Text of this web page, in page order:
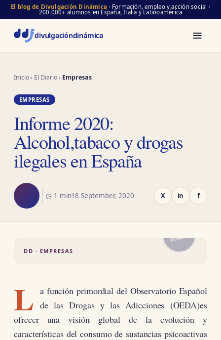
El blog de Divulgación Dinámica · Formación, empleo y acción social ·
200.000+ alumnos en España, Italia y Latinoamérica
divulgacióndinámica
Inicio› El Diario› Empresas
EMPRESAS
Informe 2020:
Alcohol,tabaco y drogas
ilegales en España
◷ 1 min18 September, 2020 X in f
DD · EMPRESAS
DIARIO
L a función primordial del Observatorio Español
de las Drogas y las Adicciones (OEDA)es
ofrecer una visión global de la evolución y
características del consumo de sustancias psicoactivas